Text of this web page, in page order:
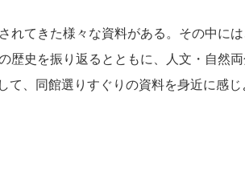
れてきた様々な資料がある。その中に
歴史を振り返るとともに、人文・自然
、同館選りすぐりの資料を身近に感じ